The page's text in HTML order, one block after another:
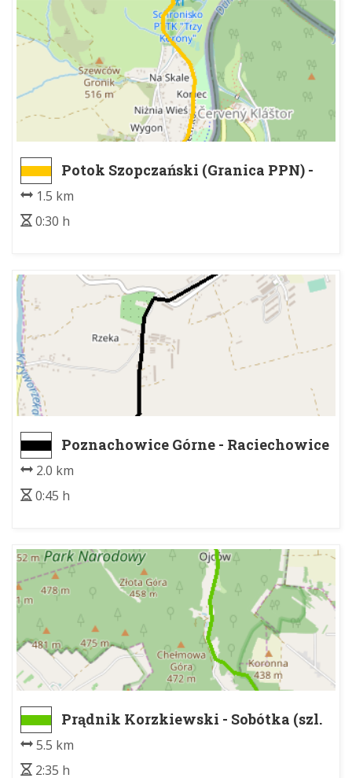
Potok Szopczański (Granica PPN) -
Sromowce Niżne
1.5 km
0:30 h
Poznachowice Górne - Raciechowice
2.0 km
0:45 h
Prądnik Korzkiewski - Sobótka (szl.
ziel.) - Dolina Sąspowska
5.5 km
2:35 h